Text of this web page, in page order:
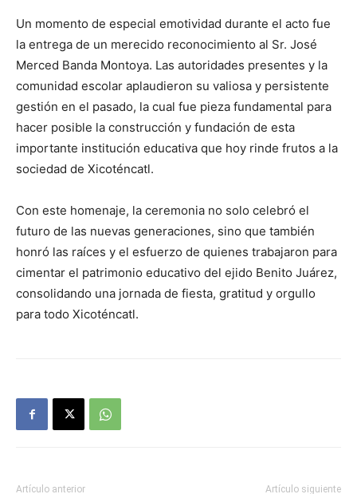
Un momento de especial emotividad durante el acto fue
la entrega de un merecido reconocimiento al Sr. José
Merced Banda Montoya. Las autoridades presentes y la
comunidad escolar aplaudieron su valiosa y persistente
gestión en el pasado, la cual fue pieza fundamental para
hacer posible la construcción y fundación de esta
importante institución educativa que hoy rinde frutos a la
sociedad de Xicoténcatl.
Con este homenaje, la ceremonia no solo celebró el
futuro de las nuevas generaciones, sino que también
honró las raíces y el esfuerzo de quienes trabajaron para
cimentar el patrimonio educativo del ejido Benito Juárez,
consolidando una jornada de fiesta, gratitud y orgullo
para todo Xicoténcatl.
Artículo anterior Artículo siguiente